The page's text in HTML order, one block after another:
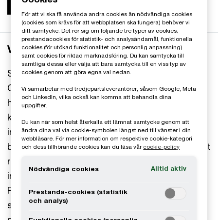
Verksamheten
Systemite är ett snabbväxande mjukvarubolag i
Göteborg. Systemite tillhandahåller den första
högpresterande öppna plattformen för
komponentbaserad systemutveckling inom
inbyggda system. SystemWeaver-plattformen
bidrar till högre produktkvalitet och möjligheter att
rationalisera designprocessen genom förbättrat
informationsunderhåll och bättre projektledning.
Plattformen kan tillämpas i alla bolag/branscher
som använder eller utvecklar inbyggd mjukvara i
För att vi ska få använda andra cookies än nödvändiga cookies
(cookies som krävs för att webbplatsen ska fungera) behöver vi
ditt samtycke. Det rör sig om följande tre typer av cookies;
prestandacookies för statistik- och analysändamål, funktionella
cookies (för utökad funktionalitet och personlig anpassning)
samt cookies för riktad marknadsföring. Du kan samtycka till
samtliga dessa eller välja att bara samtycka till en viss typ av
cookies genom att göra egna val nedan.
Vi samarbetar med tredjepartsleverantörer, såsom Google, Meta
och LinkedIn, vilka också kan komma att behandla dina
uppgifter.
Du kan när som helst återkalla ett lämnat samtycke genom att
ändra dina val via cookie-symbolen längst ned till vänster i din
webbläsare. För mer information om respektive cookie-kategori
och dess tillhörande cookies kan du läsa vår cookie-policy
Nödvändiga cookies Alltid aktiv
Prestanda-cookies (statistik
och analys)